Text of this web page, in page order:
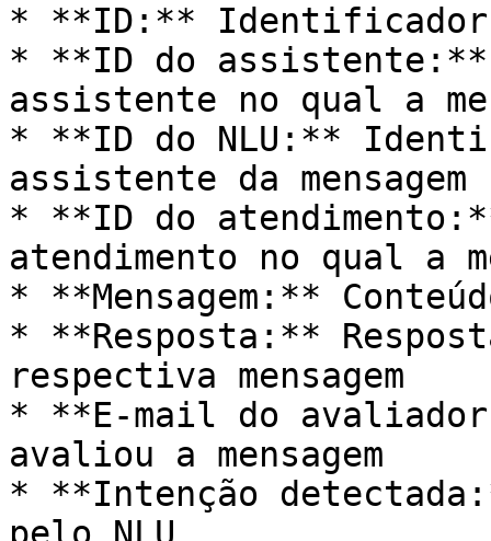
* **ID:** Identificador
* **ID do
assistente no qual a
* **ID do NLU:**
assistente da mensagem
* **ID do
atendimento no qual a
* **Mensagem:**
* **Resposta:**
respectiva mensagem
* **E-mail do
avaliou a mensagem
* **Intenção